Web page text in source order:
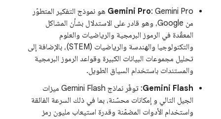
Gemini Pro : Gemini Pro هو نموذج التفكير المتطوّر
من Google، وهو قادر على الاستدلال بشأن المشاكل
المعقّدة في الرموز البرمجية والرياضيات والعلوم
والتكنولوجيا والهندسة والرياضيات (STEM)، بالإضافة إلى
تحليل مجموعات البيانات الكبيرة وقواعد الرموز البرمجية
والمستندات باستخدام السياق الطويل.
Gemini Flash
: توفّر نماذج Gemini Flash ميزات
الجيل التالي و إمكانات محسّنة، بما في ذلك السرعة الفائقة
واستخدام الأدوات المضمّنة وقدرة استيعاب مليون رمز